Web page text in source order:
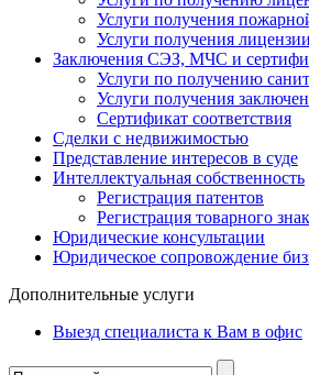
Услуги получения
Услуги получения
Заключения СЭЗ, МЧС и
Услуги по получению
Услуги получения
Сертификат соответствия
Сделки с недвижимостью
Представление интересов в суде
Интеллектуальная собственность
Регистрация патентов
Регистрация товарного
Юридические консультации
Юридическое сопровождение
Дополнительные услуги
Выезд специалиста к Вам в офис